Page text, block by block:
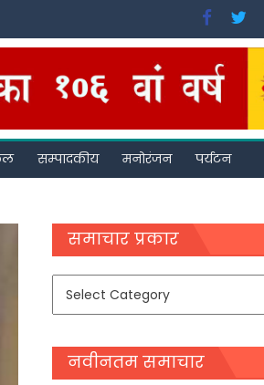
सम्पादकीय मनोरंजन पर्यटन
समाचार प्रकार
समाचार
नवीनतम समाचार